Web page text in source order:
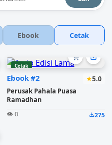
Ebook Cetak
Cetak
Ebook #2 5.0
Perusak Pahala Puasa
Ramadhan
👁️ 0
275